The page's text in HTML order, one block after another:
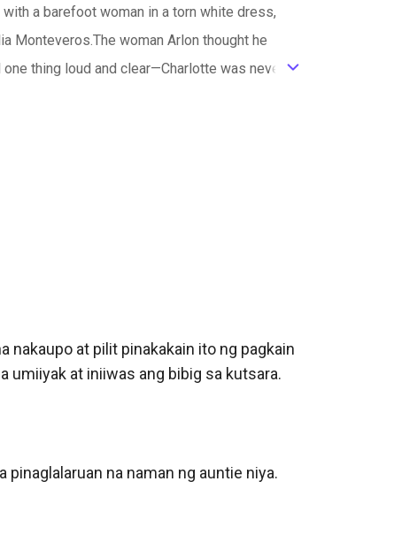
a barefoot woman in a torn white dress,
Monteveros.The woman Arlon thought he
thing loud and clear—Charlotte was never
ic_default
nakaupo at pilit pinakakain ito ng pagkain
umiiyak at iniiwas ang bibig sa kutsara.
na naman ng auntie niya.